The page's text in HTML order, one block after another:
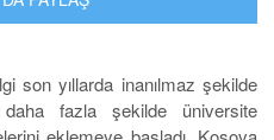
son yıllarda inanılmaz şekilde
fazla şekilde üniversite